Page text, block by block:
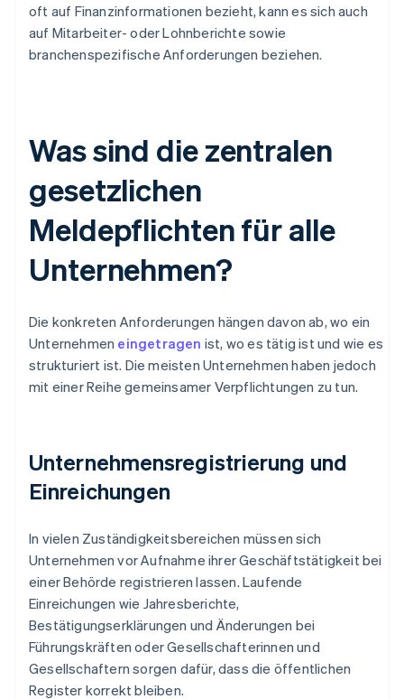
oft auf Finanzinformationen bezieht, kann es sich auch
auf Mitarbeiter- oder Lohnberichte sowie
branchenspezifische Anforderungen beziehen.
Was sind die zentralen
gesetzlichen
Meldepflichten für alle
Unternehmen?
Die konkreten Anforderungen hängen davon ab, wo ein
Unternehmen eingetragen ist, wo es tätig ist und wie es
strukturiert ist. Die meisten Unternehmen haben jedoch
mit einer Reihe gemeinsamer Verpflichtungen zu tun.
Unternehmensregistrierung und
Einreichungen
In vielen Zuständigkeitsbereichen müssen sich
Unternehmen vor Aufnahme ihrer Geschäftstätigkeit bei
einer Behörde registrieren lassen. Laufende
Einreichungen wie Jahresberichte,
Bestätigungserklärungen und Änderungen bei
Führungskräften oder Gesellschafterinnen und
Gesellschaftern sorgen dafür, dass die öffentlichen
Register korrekt bleiben.